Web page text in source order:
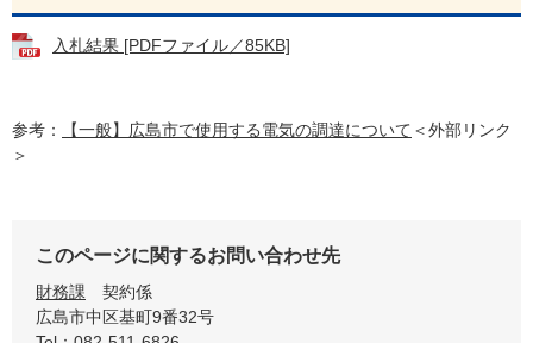
入札結果 [PDFファイル／85KB]
参考： 【一般】広島市で使用する電気の調達について ＜外部リンク
＞
このページに関するお問い合わせ先
財務課
契約係
広島市中区基町9番32号